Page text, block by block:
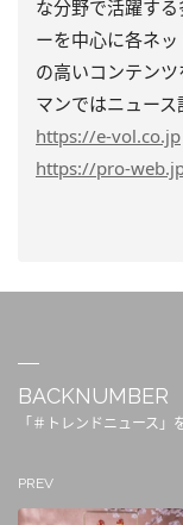
な分野で活躍す
ーを中心に各ネ
の高いコンテン
マンではニュース
https://e-vol.co.jp
https://pro-
BACKNUMBER
「＃トレンドニュース」
PREV